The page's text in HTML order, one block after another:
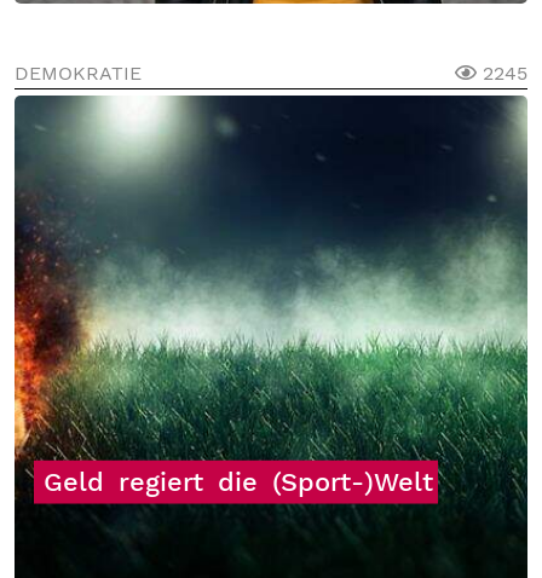
DEMOKRATIE 2245
Geld regiert die (Sport-)Welt